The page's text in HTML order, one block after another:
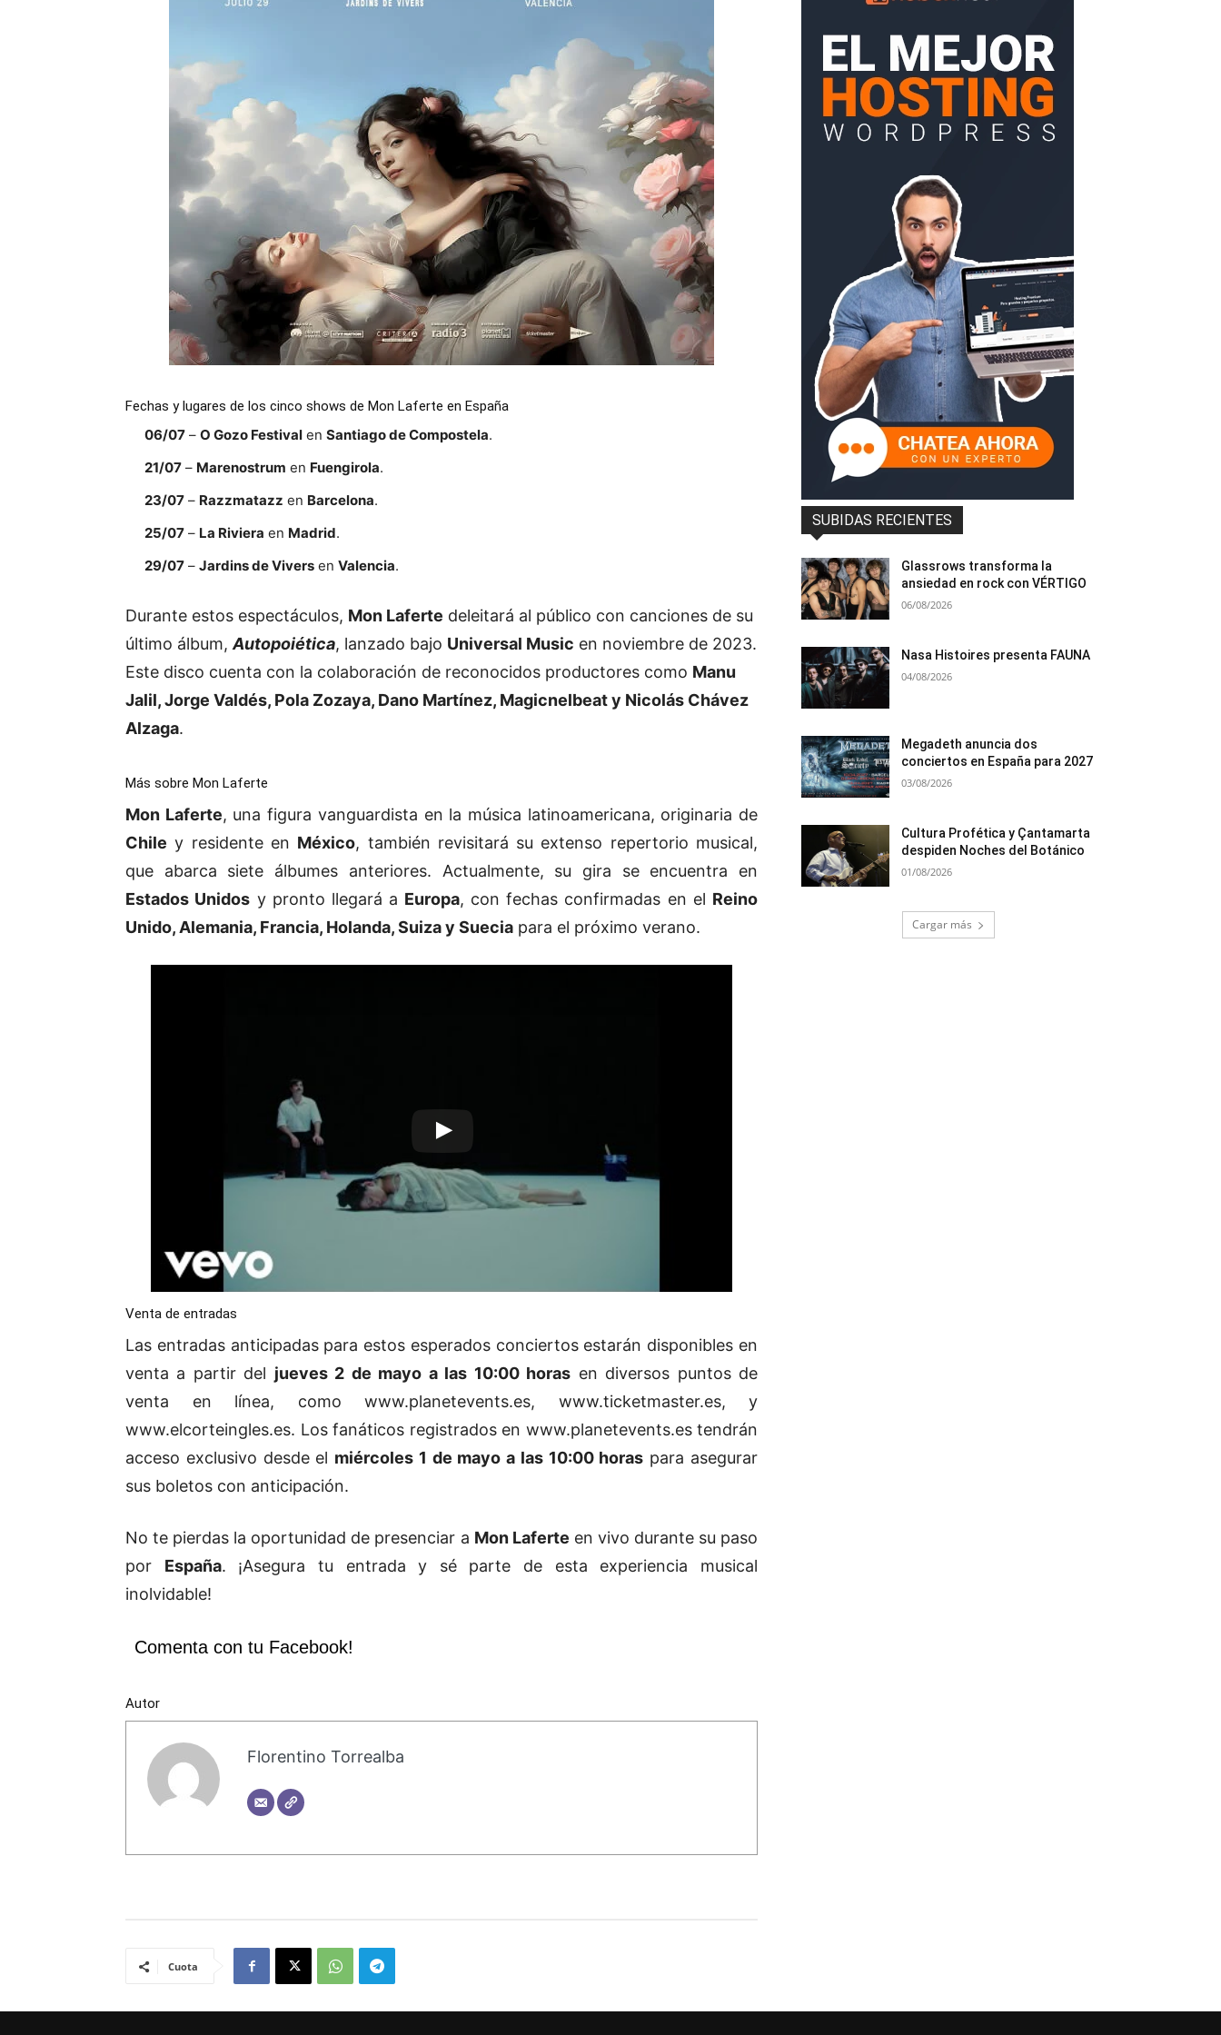
Fechas y lugares de los cinco shows de Mon Laferte en España
06/07 – O Gozo Festival en Santiago de Compostela.
21/07 – Marenostrum en Fuengirola.
23/07 – Razzmatazz en Barcelona.
25/07 – La Riviera en Madrid.
29/07 – Jardins de Vivers en Valencia.
Durante estos espectáculos, Mon Laferte deleitará al público con canciones de su
último álbum, Autopoiética, lanzado bajo Universal Music en noviembre de 2023.
Este disco cuenta con la colaboración de reconocidos productores como Manu
Jalil, Jorge Valdés, Pola Zozaya, Dano Martínez, Magicnelbeat y Nicolás Chávez
Alzaga.
Más sobre Mon Laferte
Mon Laferte, una figura vanguardista en la música latinoamericana, originaria de
Chile y residente en México, también revisitará su extenso repertorio musical,
que abarca siete álbumes anteriores. Actualmente, su gira se encuentra en
Estados Unidos y pronto llegará a Europa, con fechas confirmadas en el Reino
Unido, Alemania, Francia, Holanda, Suiza y Suecia para el próximo verano.
Venta de entradas
Las entradas anticipadas para estos esperados conciertos estarán disponibles en
venta a partir del jueves 2 de mayo a las 10:00 horas en diversos puntos de
venta en línea, como www.planetevents.es, www.ticketmaster.es, y
www.elcorteingles.es. Los fanáticos registrados en www.planetevents.estendrán
acceso exclusivo desde el miércoles 1 de mayo a las 10:00 horas para asegurar
sus boletos con anticipación.
No te pierdas la oportunidad de presenciar a Mon Laferte en vivo durante su paso
por España. ¡Asegura tu entrada y sé parte de esta experiencia musical
inolvidable!
Comenta con tu Facebook!
Autor
Florentino Torrealba
Cuota
SUBIDAS RECIENTES
Glassrows transforma la
ansiedad en rock con VÉRTIGO
06/08/2026
Nasa Histoires presenta FAUNA
04/08/2026
Megadeth anuncia dos
conciertos en España para 2027
03/08/2026
Cultura Profética y Çantamarta
despiden Noches del Botánico
01/08/2026
Cargar más